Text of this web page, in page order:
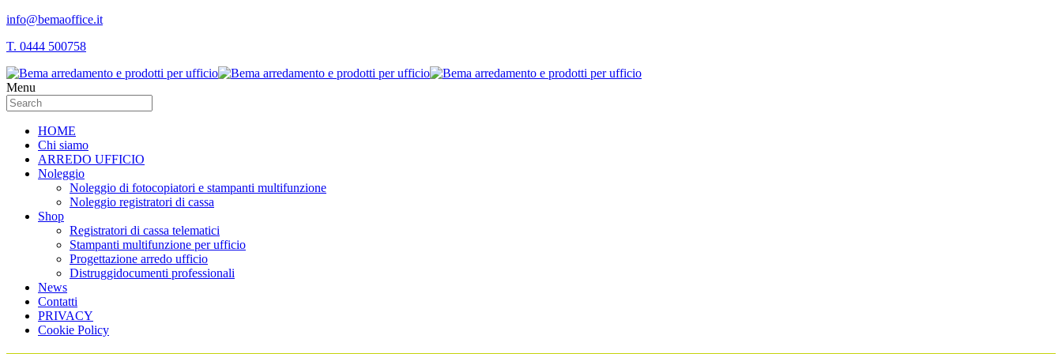
info@bemaoffice.it
T. 0444 500758
Menu
HOME
Chi siamo
ARREDO UFFICIO
Noleggio
Noleggio di fotocopiatori e stampanti multifunzione
Noleggio registratori di cassa
Shop
Registratori di cassa telematici
Stampanti multifunzione per ufficio
Progettazione arredo ufficio
Distruggidocumenti professionali
News
Contatti
PRIVACY
Cookie Policy